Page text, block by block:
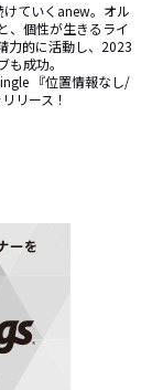
ていくanew。オル
、個性が生きるライ
力的に活動し、2023
成功。
『位置情報なし/
リース！